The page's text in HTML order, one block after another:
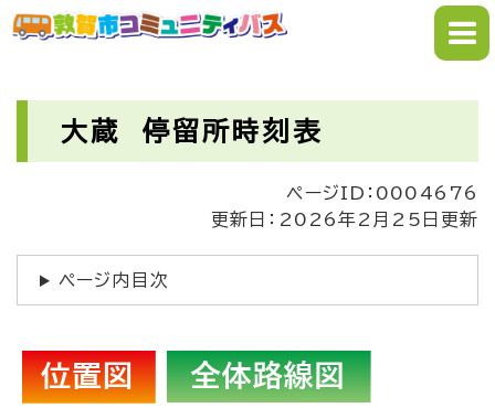
ペ
ー
メニューを飛ばして本文へ
大蔵 停留所時刻表
ページID：0004676
更新日：2026年2月25日更新
ページ内目次